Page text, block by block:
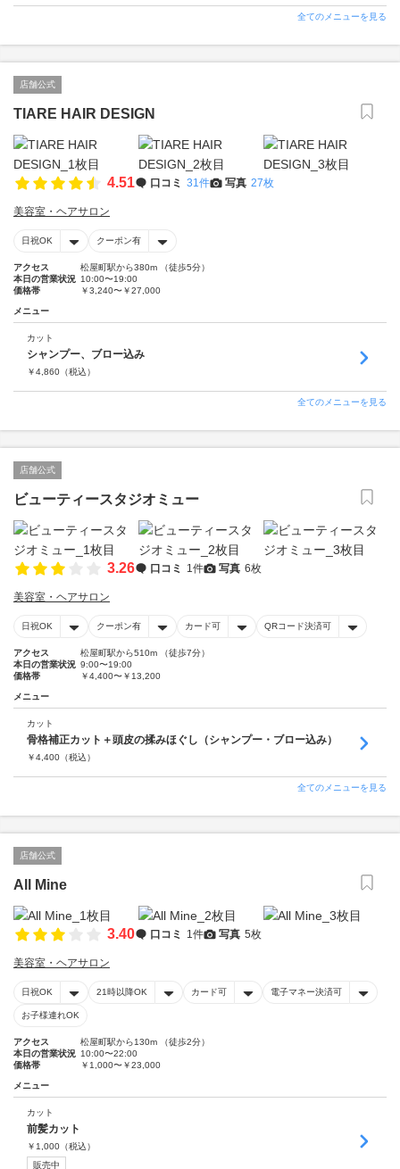
全てのメニューを見る
店舗公式
TIARE HAIR DESIGN
4.51 口コミ 31件 写真 27枚
美容室・ヘアサロン
日祝OK クーポン有
アクセス
松屋町駅から380m （徒歩5分）
本日の営業状況 10:00〜19:00
価格帯
￥3,240〜￥27,000
メニュー
カット
シャンプー、ブロー込み
￥4,860 （税込）
全てのメニューを見る
店舗公式
ビューティースタジオミュー
3.26 口コミ 1件 写真 6枚
美容室・ヘアサロン
日祝OK クーポン有 カード可 QRコード決済可
アクセス
松屋町駅から510m （徒歩7分）
本日の営業状況 9:00〜19:00
価格帯
￥4,400〜￥13,200
メニュー
カット
骨格補正カット＋頭皮の揉みほぐし（シャンプー・ブロー込み）
￥4,400 （税込）
全てのメニューを見る
店舗公式
All Mine
3.40 口コミ 1件 写真 5枚
美容室・ヘアサロン
日祝OK 21時以降OK カード可 電子マネー決済可
お子様連れOK
アクセス
松屋町駅から130m （徒歩2分）
本日の営業状況 10:00〜22:00
価格帯
￥1,000〜￥23,000
メニュー
カット
前髪カット
￥ 1,000 （税込）
販売中